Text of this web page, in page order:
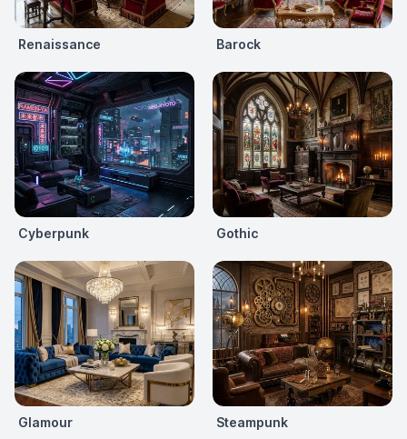
Renaissance Barock
Cyberpunk Gothic
Glamour Steampunk